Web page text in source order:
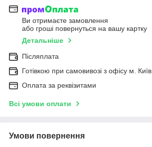
Ви отримаєте замовлення
або гроші повернуться на вашу картку
Детальніше
Післяплата
Готівкою при самовивозі з офісу м. Київ
Оплата за реквізитами
Всі умови оплати
Умови повернення